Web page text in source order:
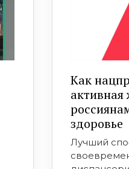
Как
активная
здоровье
Лучший